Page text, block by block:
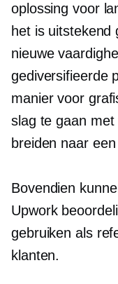
oplossing voor
het is uitstekend
nieuwe
gediversifieerde
manier voor
slag te gaan
breiden naar
Bovendien
Upwork
gebruiken als
klanten.